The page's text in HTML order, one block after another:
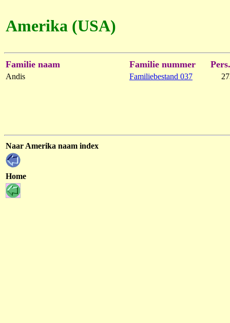
Amerika (USA)
Familie naam Familie nummer
Andis Familiebestand 037
Naar Amerika naam index
Home